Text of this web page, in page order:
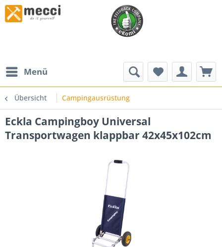
Menü
Übersicht Campingausrüstung
Eckla Campingboy Universal
Transportwagen klappbar 42x45x102cm